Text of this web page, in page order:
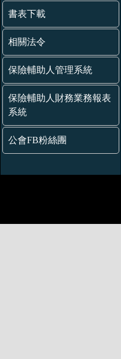
書表下載
相關法令
保險輔助人管理系統
保險輔助人財務業務報表
系統
公會FB粉絲團